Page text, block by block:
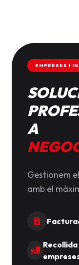
EMPRESES I
A
Gestionem
amb el